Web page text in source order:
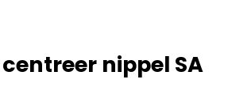
nippel SA